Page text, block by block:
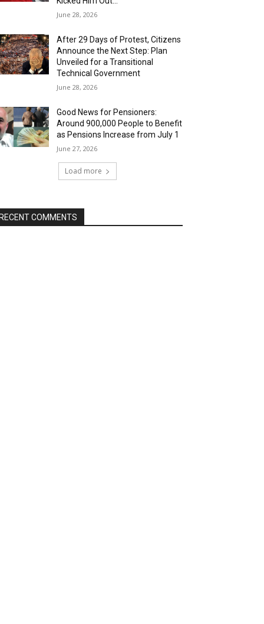
June 28, 2026
After 29 Days of Protest, Citizens
Announce the Next Step: Plan
Unveiled for a Transitional
Technical Government
June 28, 2026
Good News for Pensioners:
Around 900,000 People to Benefit
as Pensions Increase from July 1
June 27, 2026
Load more
COMMENTS